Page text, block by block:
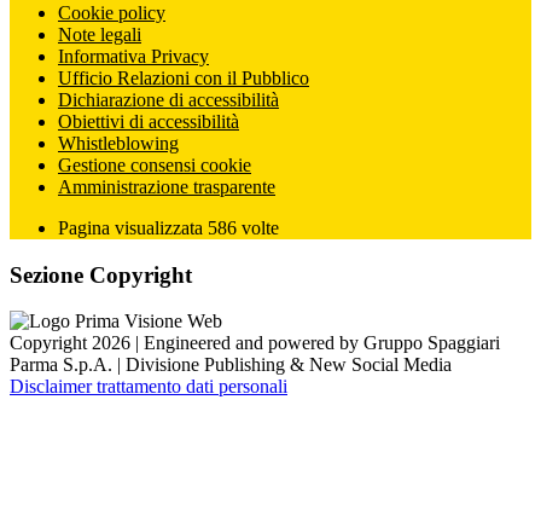
Cookie policy
Note legali
Informativa Privacy
Ufficio Relazioni con il Pubblico
Dichiarazione di accessibilità
Obiettivi di accessibilità
Whistleblowing
Gestione consensi cookie
Amministrazione trasparente
Pagina visualizzata 586 volte
Sezione Copyright
Copyright 2026 | Engineered and powered by Gruppo Spaggiari
Parma S.p.A. | Divisione Publishing & New Social Media
Disclaimer trattamento dati personali